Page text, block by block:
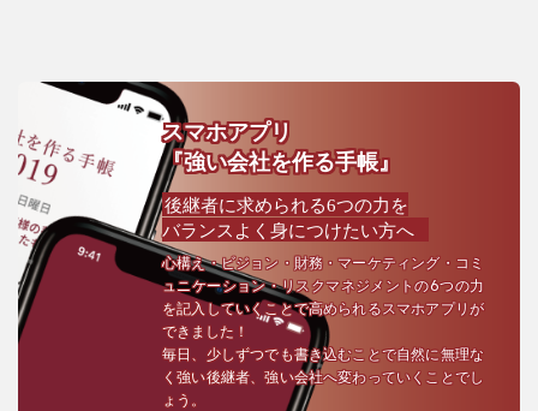
スマホアプリ
『強い会社を作る手帳』
後継者に求められる6つの力を
バランスよく身につけたい方へ
心構え・ビジョン・財務・マーケティング・コミ
ュニケーション・リスクマネジメントの6つの力
を記入していくことで高められるスマホアプリが
できました！
毎日、少しずつでも書き込むことで自然に無理な
く強い後継者、強い会社へ変わっていくことでし
ょう。